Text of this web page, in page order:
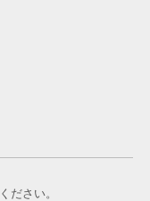
ださい。